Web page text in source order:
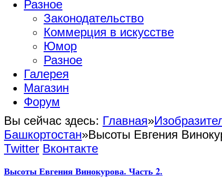
Разное
Законодательство
Коммерция в искусстве
Юмор
Разное
Галерея
Магазин
Форум
Вы сейчас здесь: Главная»
Башкортостан»Высоты Евгения
Twitter Вконтакте
Высоты Евгения Винокурова. Часть 2.